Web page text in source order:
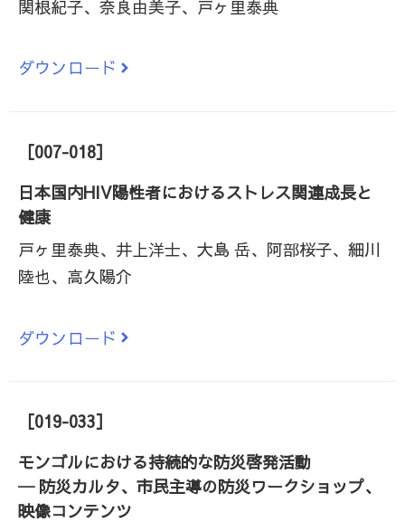
関根紀子、奈良由美子、戸ヶ里泰典
ダウンロード
［007-018］
日本国内HIV陽性者におけるストレス関連成長と
健康
戸ヶ里泰典、井上洋士、大島 岳、阿部桜子、細川
陸也、高久陽介
ダウンロード
［019-033］
モンゴルにおける持続的な防災啓発活動
─ 防災カルタ、市民主導の防災ワークショップ、
映像コンテンツ